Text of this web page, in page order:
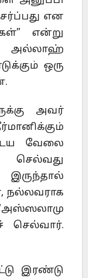
என
என்று
ஒரு
அவர்
வேலை
செல்வது
நல்லவராக
செல்வார்.
இரண்டு